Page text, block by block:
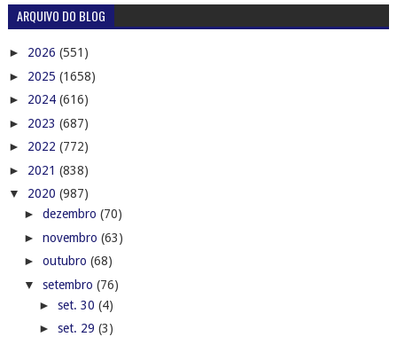
ARQUIVO DO BLOG
► 2026 (551)
► 2025 (1658)
► 2024 (616)
► 2023 (687)
► 2022 (772)
► 2021 (838)
▼ 2020 (987)
► dezembro (70)
► novembro (63)
► outubro (68)
▼ setembro (76)
► set. 30 (4)
► set. 29 (3)